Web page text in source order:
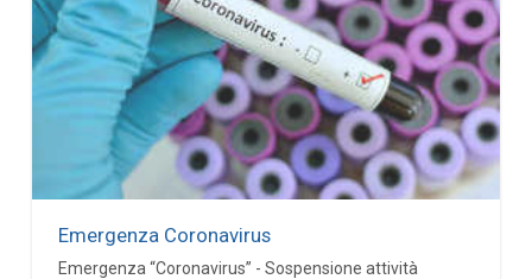
Emergenza Coronavirus
Emergenza “Coronavirus” - Sospensione attività